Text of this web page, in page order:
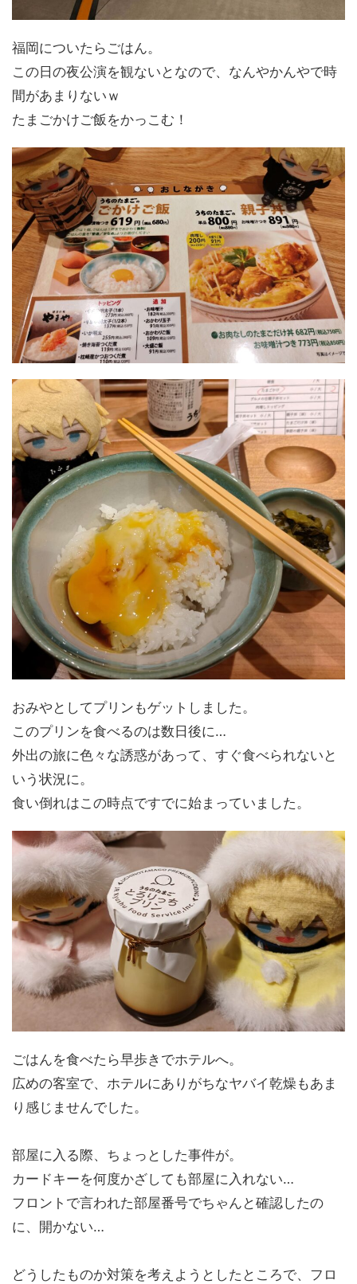
福岡についたらごはん。
この日の夜公演を観ないとなので、なんやかんやで時
間があまりないｗ
たまごかけご飯をかっこむ！
おみやとしてプリンもゲットしました。
このプリンを食べるのは数日後に…
外出の旅に色々な誘惑があって、すぐ食べられないと
いう状況に。
食い倒れはこの時点ですでに始まっていました。
ごはんを食べたら早歩きでホテルへ。
広めの客室で、ホテルにありがちなヤバイ乾燥もあま
り感じませんでした。
部屋に入る際、ちょっとした事件が。
カードキーを何度かざしても部屋に入れない…
フロントで言われた部屋番号でちゃんと確認したの
に、開かない…
どうしたものか対策を考えようとしたところで、フロ